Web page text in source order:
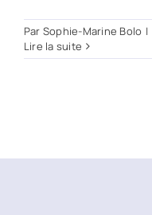
Par Sophie-Marine Bolo |
Lire la suite